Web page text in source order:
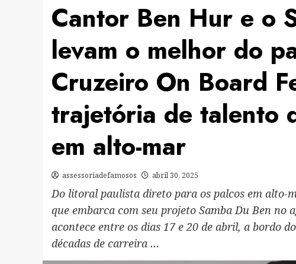
Cantor Ben Hur e o
levam o melhor do
Cruzeiro On Board
trajetória de talento
em alto-mar
assessoriadefamosos abril 30, 2025
Do litoral paulista direto para os palcos em alto-
que embarca com seu projeto Samba Du Ben no
acontece entre os dias 17 e 20 de abril, a bordo
décadas de carreira …